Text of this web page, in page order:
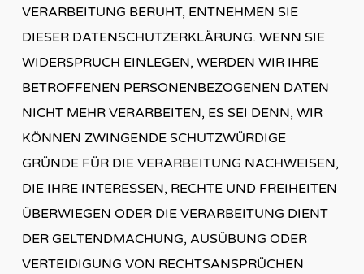
VERARBEITUNG BERUHT, ENTNEHMEN SIE
DIESER DATENSCHUTZERKLÄRUNG. WENN SIE
WIDERSPRUCH EINLEGEN, WERDEN WIR IHRE
BETROFFENEN PERSONENBEZOGENEN DATEN
NICHT MEHR VERARBEITEN, ES SEI DENN, WIR
KÖNNEN ZWINGENDE SCHUTZWÜRDIGE
GRÜNDE FÜR DIE VERARBEITUNG NACHWEISEN,
DIE IHRE INTERESSEN, RECHTE UND FREIHEITEN
ÜBERWIEGEN ODER DIE VERARBEITUNG DIENT
DER GELTENDMACHUNG, AUSÜBUNG ODER
VERTEIDIGUNG VON RECHTSANSPRÜCHEN